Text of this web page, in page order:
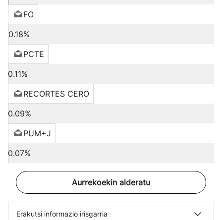
FO
0.18%
PCTE
0.11%
RECORTES CERO
0.09%
PUM+J
0.07%
Aurrekoekin alderatu
Erakutsi informazio irisgarria